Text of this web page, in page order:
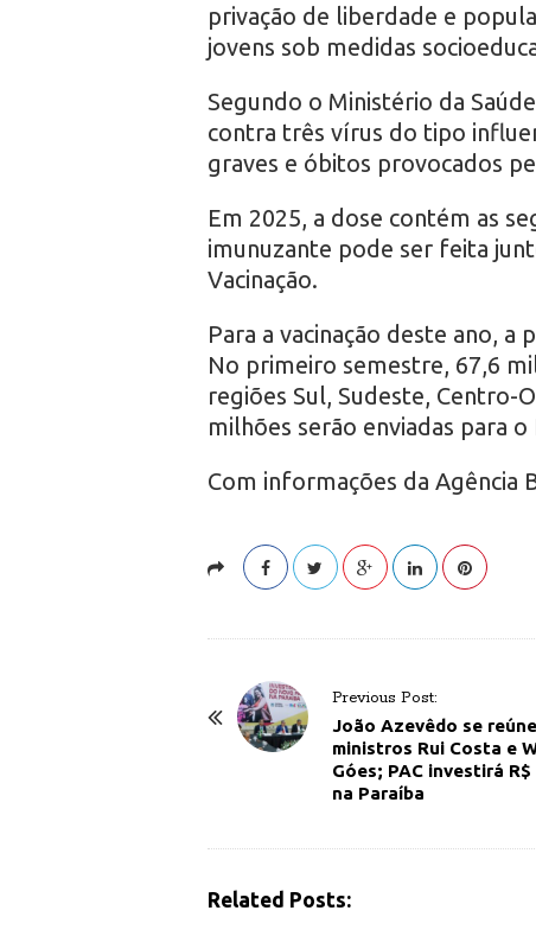
privação de liberdade e
jovens sob medidas
Segundo o Ministério da
contra três vírus do tipo
graves e óbitos provocados
Em 2025, a dose contém as
imunuzante pode ser feita
Vacinação.
Para a vacinação deste ano,
No primeiro semestre, 67,6
regiões Sul, Sudeste, Centro-
milhões serão enviadas para
Com informações da Agência
Previous Post:
João Azevêdo se
ministros Rui Costa e
Góes; PAC investirá
na Paraíba
Related Posts: